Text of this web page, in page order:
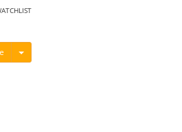
Menü ein-/ausblenden